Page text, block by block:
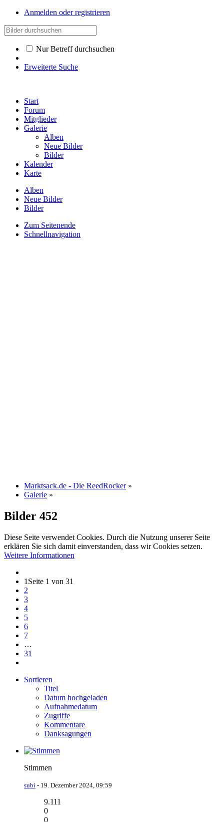
Anmelden oder registrieren
Nur Betreff durchsuchen
Erweiterte Suche
Start
Forum
Mitglieder
Galerie
Alben
Neue Bilder
Bilder
Kalender
Karte
Alben
Neue Bilder
Bilder
Zum Seitenende
Schnellnavigation
Marktsack.de - Die ReedRocker »
Galerie »
Bilder 452
Diese Seite verwendet Cookies. Durch die Nutzung unserer Seite
erklären Sie sich damit einverstanden, dass wir Cookies setzen.
Weitere Informationen
1 Seite 1 von 31
2
3
4
5
6
7
…
31
Sortieren
Titel
Datum hochgeladen
Aufnahmedatum
Zugriffe
Kommentare
Danksagungen
Stimmen
subi - 19. Dezember 2024, 09:59
9.111
0
0